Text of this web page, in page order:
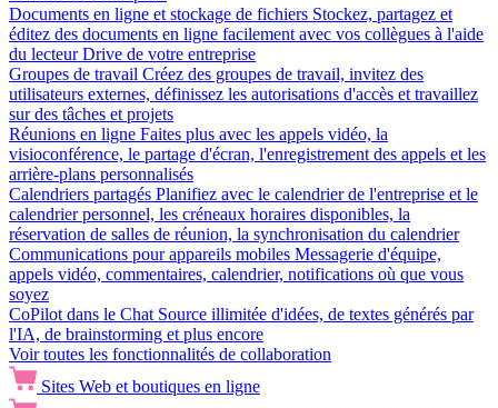
Documents en ligne et stockage de fichiers Stockez, partagez et
éditez des documents en ligne facilement avec vos collègues à l'aide
du lecteur Drive de votre entreprise
Groupes de travail Créez des groupes de travail, invitez des
utilisateurs externes, définissez les autorisations d'accès et travaillez
sur des tâches et projets
Réunions en ligne Faites plus avec les appels vidéo, la
visioconférence, le partage d'écran, l'enregistrement des appels et les
arrière-plans personnalisés
Calendriers partagés Planifiez avec le calendrier de l'entreprise et le
calendrier personnel, les créneaux horaires disponibles, la
réservation de salles de réunion, la synchronisation du calendrier
Communications pour appareils mobiles Messagerie d'équipe,
appels vidéo, commentaires, calendrier, notifications où que vous
soyez
CoPilot dans le Chat Source illimitée d'idées, de textes générés par
l'IA, de brainstorming et plus encore
Voir toutes les fonctionnalités de collaboration
Sites Web et boutiques en ligne